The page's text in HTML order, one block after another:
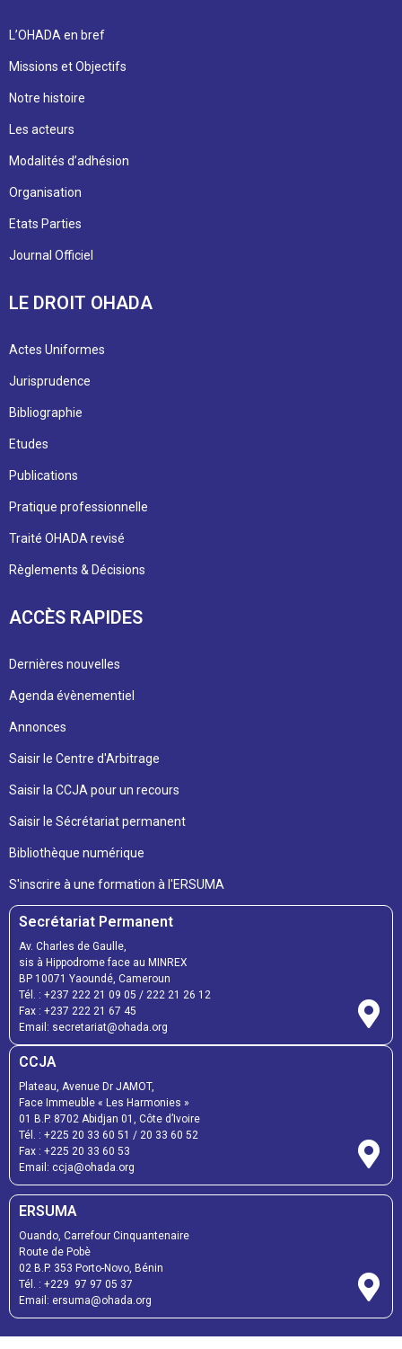
L’OHADA en bref
Missions et Objectifs
Notre histoire
Les acteurs
Modalités d’adhésion
Organisation
Etats Parties
Journal Officiel
LE DROIT OHADA
Actes Uniformes
Jurisprudence
Bibliographie
Etudes
Publications
Pratique professionnelle
Traité OHADA revisé
Règlements & Décisions
ACCÈS RAPIDES
Dernières nouvelles
Agenda évènementiel
Annonces
Saisir le Centre d'Arbitrage
Saisir la CCJA pour un recours
Saisir le Sécrétariat permanent
Bibliothèque numérique
S'inscrire à une formation à l'ERSUMA
Secrétariat Permanent
Av. Charles de Gaulle,
sis à Hippodrome face au MINREX
BP 10071 Yaoundé, Cameroun
Tél. : +237 222 21 09 05 / 222 21 26 12
Fax : +237 222 21 67 45
Email: secretariat@ohada.org
CCJA
Plateau, Avenue Dr JAMOT,
Face Immeuble « Les Harmonies »
01 B.P. 8702 Abidjan 01, Côte d’Ivoire
Tél. : +225 20 33 60 51 / 20 33 60 52
Fax : +225 20 33 60 53
Email: ccja@ohada.org
ERSUMA
Ouando, Carrefour Cinquantenaire
Route de Pobè
02 B.P. 353 Porto-Novo, Bénin
Tél. : +229 97 97 05 37
Email: ersuma@ohada.org